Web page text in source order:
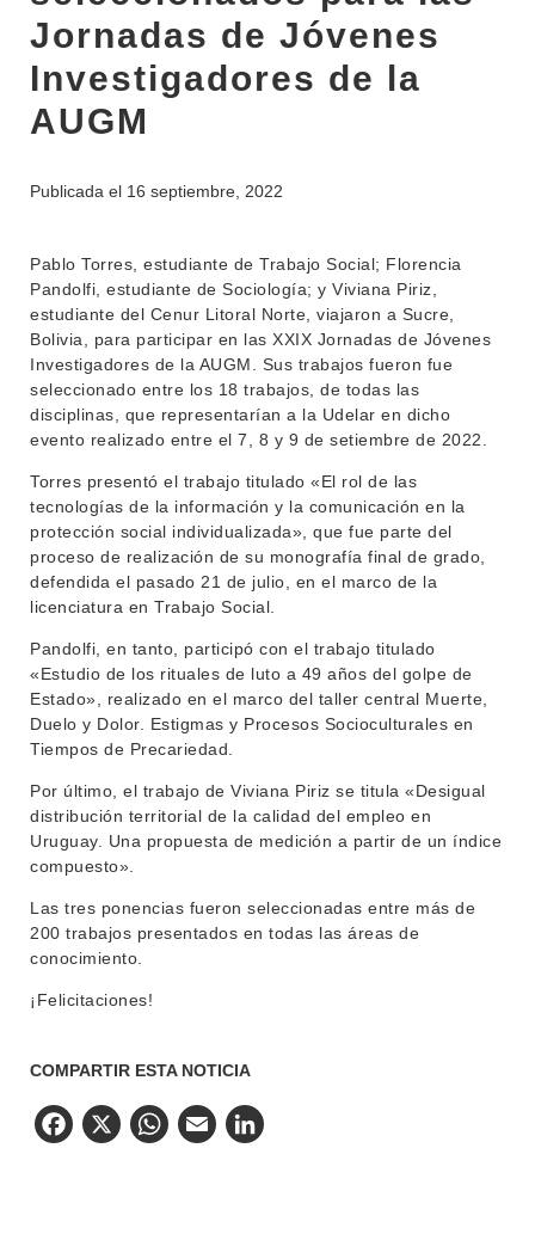
ENSEÑANZA
INVESTIGACIÓN
EXTENSIÓN
SERVICIOS
NOTICIAS
CONTACTO
BEDELÍA
OFERTA DE GRADO
POSGRADOS
EDUCACIÓN PERMANENTE
MOVILIDAD ACADÉMICA
Jornadas de Jóvenes
Investigadores de la
AUGM
Publicada el 16 septiembre, 2022
Pablo Torres, estudiante de Trabajo Social; Florencia
Pandolfi, estudiante de Sociología; y Viviana Piriz,
estudiante del Cenur Litoral Norte, viajaron a Sucre,
Bolivia, para participar en las XXIX Jornadas de Jóvenes
Investigadores de la AUGM. Sus trabajos fueron fue
seleccionado entre los 18 trabajos, de todas las
disciplinas, que representarían a la Udelar en dicho
evento realizado entre el 7, 8 y 9 de setiembre de 2022.
Torres presentó el trabajo titulado «El rol de las
tecnologías de la información y la comunicación en la
protección social individualizada», que fue parte del
proceso de realización de su monografía final de grado,
defendida el pasado 21 de julio, en el marco de la
licenciatura en Trabajo Social.
Pandolfi, en tanto, participó con el trabajo titulado
«Estudio de los rituales de luto a 49 años del golpe de
Estado», realizado en el marco del taller central Muerte,
Duelo y Dolor. Estigmas y Procesos Socioculturales en
Tiempos de Precariedad.
Por último, el trabajo de Viviana Piriz se titula «Desigual
distribución territorial de la calidad del empleo en
Uruguay. Una propuesta de medición a partir de un índice
compuesto».
Las tres ponencias fueron seleccionadas entre más de
200 trabajos presentados en todas las áreas de
conocimiento.
¡Felicitaciones!
COMPARTIR ESTA NOTICIA
Facebook
X WhatsApp
Email